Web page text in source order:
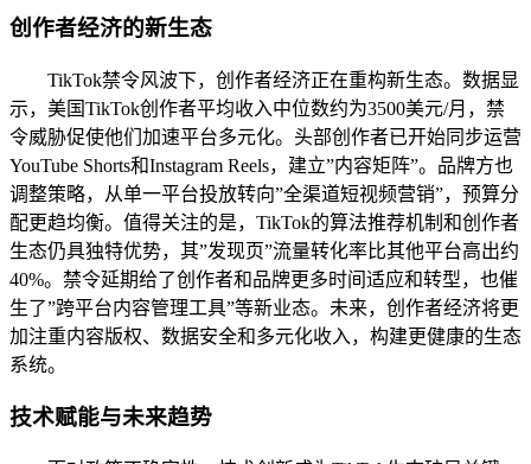
创作者经济的新生态
TikTok禁令风波下，创作者经济正在重构新生态。数据显
示，美国TikTok创作者平均收入中位数约为3500美元/月，禁
令威胁促使他们加速平台多元化。头部创作者已开始同步运营
YouTube Shorts和Instagram Reels，建立”内容矩阵”。品牌方也
调整策略，从单一平台投放转向”全渠道短视频营销”，预算分
配更趋均衡。值得关注的是，TikTok的算法推荐机制和创作者
生态仍具独特优势，其”发现页”流量转化率比其他平台高出约
40%。禁令延期给了创作者和品牌更多时间适应和转型，也催
生了”跨平台内容管理工具”等新业态。未来，创作者经济将更
加注重内容版权、数据安全和多元化收入，构建更健康的生态
系统。
技术赋能与未来趋势